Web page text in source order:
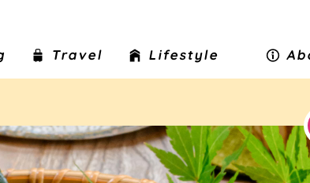
Travel Lifestyle